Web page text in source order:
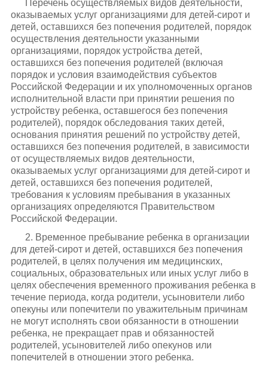
Перечень осуществляемых видов деятельности,
оказываемых услуг организациями для детей-сирот и
детей, оставшихся без попечения родителей, порядок
осуществления деятельности указанными
организациями, порядок устройства детей,
оставшихся без попечения родителей (включая
порядок и условия взаимодействия субъектов
Российской Федерации и их уполномоченных органов
исполнительной власти при принятии решения по
устройству ребенка, оставшегося без попечения
родителей), порядок обследования таких детей,
основания принятия решений по устройству детей,
оставшихся без попечения родителей, в зависимости
от осуществляемых видов деятельности,
оказываемых услуг организациями для детей-сирот и
детей, оставшихся без попечения родителей,
требования к условиям пребывания в указанных
организациях определяются Правительством
Российской Федерации.
2. Временное пребывание ребенка в организации
для детей-сирот и детей, оставшихся без попечения
родителей, в целях получения им медицинских,
социальных, образовательных или иных услуг либо в
целях обеспечения временного проживания ребенка в
течение периода, когда родители, усыновители либо
опекуны или попечители по уважительным причинам
не могут исполнять свои обязанности в отношении
ребенка, не прекращает прав и обязанностей
родителей, усыновителей либо опекунов или
попечителей в отношении этого ребенка.